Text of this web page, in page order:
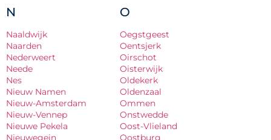
N
Naaldwijk
Naarden
Nederweert
Neede
Nes
Nieuw Namen
Nieuw-Amsterdam
Nieuw-Vennep
Nieuwe Pekela
Nieuwegein
O
Oegstgeest
Oentsjerk
Oirschot
Oisterwijk
Oldekerk
Oldenzaal
Ommen
Onstwedde
Oost-Vlieland
Oostburg